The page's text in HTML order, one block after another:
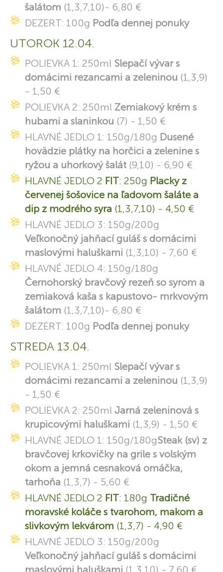
šalátom (1,3,7,10)- 6,80 €
DEZERT: 100g Podľa dennej ponuky
UTOROK 12.04.
POLIEVKA 1: 250ml Slepačí vývar s
domácimi rezancami a zeleninou (1,3,9)
- 1,50 €
POLIEVKA 2: 250ml Zemiakový krém s
hubami a slaninkou (7) - 1,50 €
HLAVNÉ JEDLO 1: 150g/180g Dusené
hovädzie plátky na horčici a zelenine s
ryžou a uhorkový šalát (9,10) - 6,90 €
HLAVNÉ JEDLO 2 FIT: 250g Placky z
červenej šošovice na ľadovom šaláte a
dip z modrého syra (1,3,7,10) - 4,50 €
HLAVNÉ JEDLO 3: 150g/200g
Veľkonočný jahňací guláš s domácimi
maslovými haluškami (1,3,10) - 7,60 €
HLAVNÉ JEDLO 4: 150g/180g
Černohorský bravčový rezeň so syrom a
zemiaková kaša s kapustovo- mrkvovým
šalátom (1,3,7,10)- 6,80 €
DEZERT: 100g Podľa dennej ponuky
STREDA 13.04.
POLIEVKA 1: 250ml Slepačí vývar s
domácimi rezancami a zeleninou (1,3,9)
- 1,50 €
POLIEVKA 2: 250ml Jarná zeleninová s
krupicovými haluškami (1,3,9) - 1,50 €
HLAVNÉ JEDLO 1: 150g/180gSteak (sv) z
bravčovej krkovičky na grile s volským
okom a jemná cesnaková omáčka,
tarhoňa (1,3,7) - 5,60 €
HLAVNÉ JEDLO 2 FIT: 180g Tradičné
moravské koláče s tvarohom, makom a
slivkovým lekvárom (1,3,7) - 4,90 €
HLAVNÉ JEDLO 3: 150g/200g
Veľkonočný jahňací guláš s domácimi